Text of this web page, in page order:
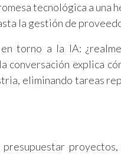
tecnológica a una
la gestión de
torno a la IA:
explica
eliminando tareas